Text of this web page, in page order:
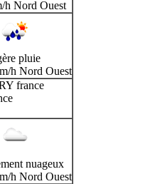
h Nord Ouest
pluie
h Nord Ouest
france
nuageux
h Nord Ouest